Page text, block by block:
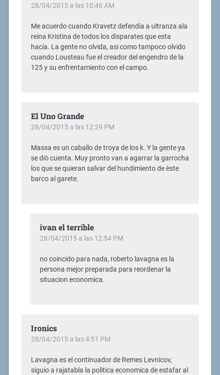
28/04/2015 a las 10:46 AM
Me acuerdo cuando Kravetz defendía a ultranza ala
reina Kristina de todos los disparates que esta
hacía. La gente no olvida, asi como tampoco olvido
cuando Lousteau fue el creador del engendro de la
125 y su enfrentamiento con el campo.
El Uno Grande
28/04/2015 a las 12:29 PM
Massa es un caballo de troya de los k. Y la gente ya
se diò cuenta. Muy pronto van a agarrar la garrocha
los que se quieran salvar del hundimiento de èste
barco al garete.
ivan el terrible
28/04/2015 a las 12:54 PM
no coincido para nada, roberto lavagna es la
persona mejor preparada para reordenar la
situacion economica.
Ironics
28/04/2015 a las 4:51 PM
Lavagna es el continuador de Remes Levnicov,
siguio a rajatabla la politica economica de estafar al